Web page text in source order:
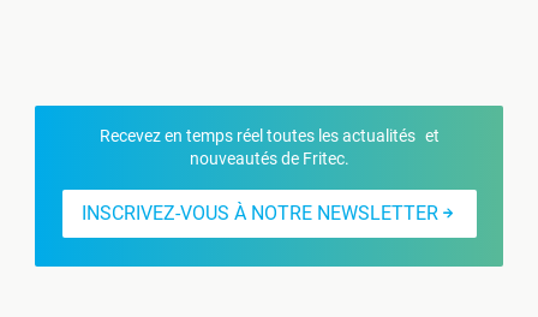
Recevez en temps réel toutes les actualités et
nouveautés de Fritec.
INSCRIVEZ-VOUS À NOTRE NEWSLETTER